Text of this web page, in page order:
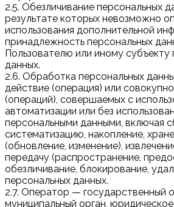
2.5. Обезличивание персональных
результате которых невозможно
использования дополнительной
принадлежность персональных
Пользователю или иному субъекту
данных.
2.6. Обработка персональных
действие (операция) или
(операций), совершаемых с
автоматизации или без
персональными данными, включая
систематизацию, накопление,
(обновление, изменение),
передачу (распространение,
обезличивание, блокирование,
персональных данных.
2.7. Оператор — государственный
муниципальный орган,